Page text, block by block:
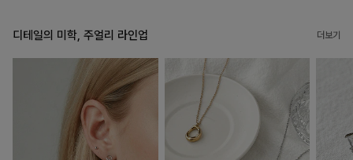
디테일의 미학, 주얼리 라인업 더보기